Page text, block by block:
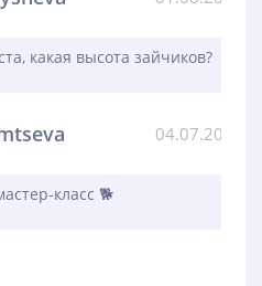
какая высота зайчиков?
04.07.2023
класс 🐕